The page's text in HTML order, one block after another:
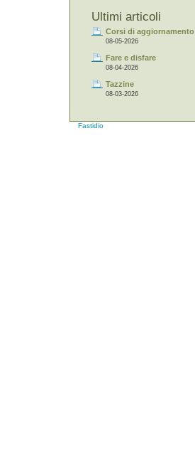
Ultimi articoli
Corsi di aggiornamento
08-05-2026
Fare e disfare
08-04-2026
Tazzine
08-03-2026
Fastidio